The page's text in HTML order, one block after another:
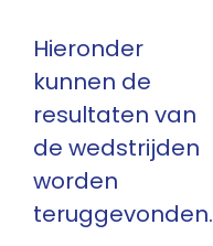
Hieronder
kunnen de
resultaten van
de wedstrijden
worden
teruggevonden.